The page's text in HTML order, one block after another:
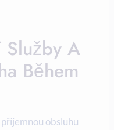
Služby A
Během
obsluhu